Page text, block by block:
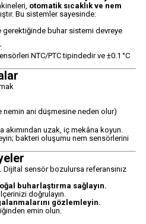
otomatik sıcaklık ve nem
Bu sistemler sayesinde:
buhar sistemi devreye
NTC/PTC tipindedir ve ±0.1 °C
nemin ani düşmesine neden olur)
akımından uzak, iç mekâna koyun.
bakteri oluşumu nem sensörlerini
Dijital sensör bozulursa referansınız
buharlaştırma sağlayın.
doğrulayın.
gözlemleyin.
emin olun.